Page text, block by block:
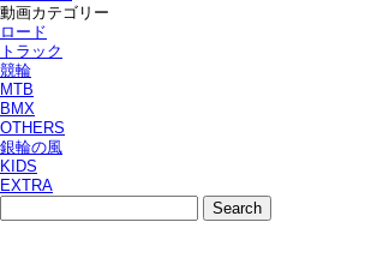
動画カテゴリー
ロード
トラック
競輪
MTB
BMX
OTHERS
銀輪の風
KIDS
EXTRA